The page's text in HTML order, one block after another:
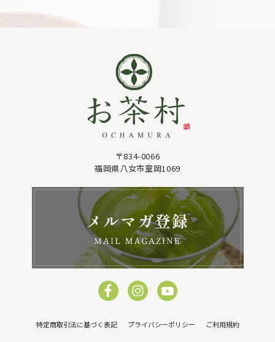
〒834-0066
福岡県八女市室岡1069
特定商取引法に基づく表記 プライバシーポリシー ご利用規約